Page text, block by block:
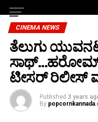
CINEMA NEWS
ತೆಲುಗು
ಸಾಥ್…ಹರೋಮ್
ಟೀಸರ್ ರಿಲೀಸ್
Published 3 years
By